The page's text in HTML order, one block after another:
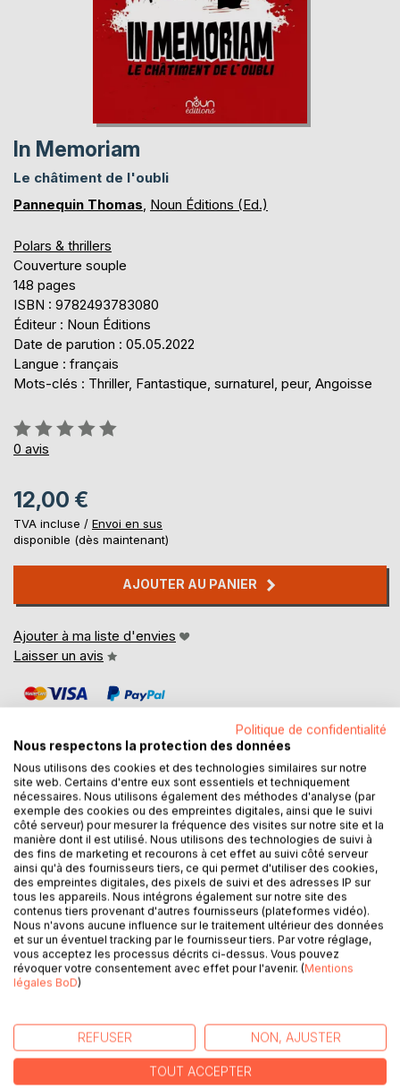
In Memoriam
Le châtiment de l'oubli
Pannequin Thomas, Noun Éditions (Ed.)
Polars & thrillers
Couverture souple
148 pages
ISBN : 9782493783080
Éditeur : Noun Éditions
Date de parution : 05.05.2022
Langue : français
Mots-clés : Thriller, Fantastique, surnaturel, peur, Angoisse
Évaluation:
0%
0 avis
12,00 €
TVA incluse / Envoi en sus
disponible (dès maintenant)
AJOUTER AU PANIER
Ajouter à ma liste d'envies
Laisser un avis
DESCRIPTION
Le battement d'ailes d'un papillon au Japon peut créer un
ouragan aux États-Unis. Chacun de nos actes a des
répercussions.
Marc, Vincent, Luc et Thomas mènent paisiblement leur vie
de trentenaire jusqu'au jour où un événement du passé
refait surface.
Confrontés à leur pire cauchemar, leur vie va basculer dans
les profondeurs les plus sombres de la vengeance.
AUTEUR(S)
Politique de confidentialité
Nous respectons la protection des données
Nous utilisons des cookies et des technologies similaires sur notre
site web. Certains d'entre eux sont essentiels et techniquement
nécessaires. Nous utilisons également des méthodes d'analyse (par
exemple des cookies ou des empreintes digitales, ainsi que le suivi
côté serveur) pour mesurer la fréquence des visites sur notre site et la
manière dont il est utilisé. Nous utilisons des technologies de suivi à
des fins de marketing et recourons à cet effet au suivi côté serveur
ainsi qu'à des fournisseurs tiers, ce qui permet d'utiliser des cookies,
des empreintes digitales, des pixels de suivi et des adresses IP sur
tous les appareils. Nous intégrons également sur notre site des
contenus tiers provenant d'autres fournisseurs (plateformes vidéo).
Nous n'avons aucune influence sur le traitement ultérieur des données
et sur un éventuel tracking par le fournisseur tiers. Par votre réglage,
vous acceptez les processus décrits ci-dessus. Vous pouvez
révoquer votre consentement avec effet pour l'avenir. (Mentions
légales BoD)
REFUSER NON, AJUSTER
TOUT ACCEPTER